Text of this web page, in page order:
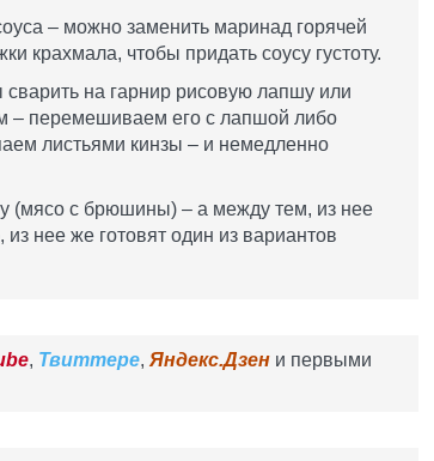
– можно заменить маринад горячей
крахмала, чтобы придать соусу густоту.
на гарнир рисовую лапшу или
– перемешиваем его с лапшой либо
листьями кинзы – и немедленно
(мясо с брюшины) – а между тем, из нее
из нее же готовят один из вариантов
, Твиттере, Яндекс.Дзен и первыми